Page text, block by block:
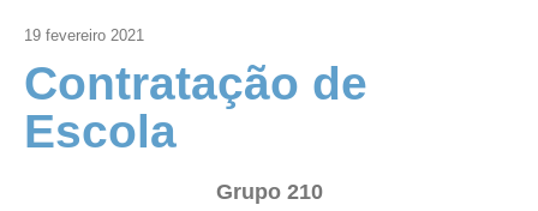
19 fevereiro 2021
Contratação de
Escola
Grupo 210